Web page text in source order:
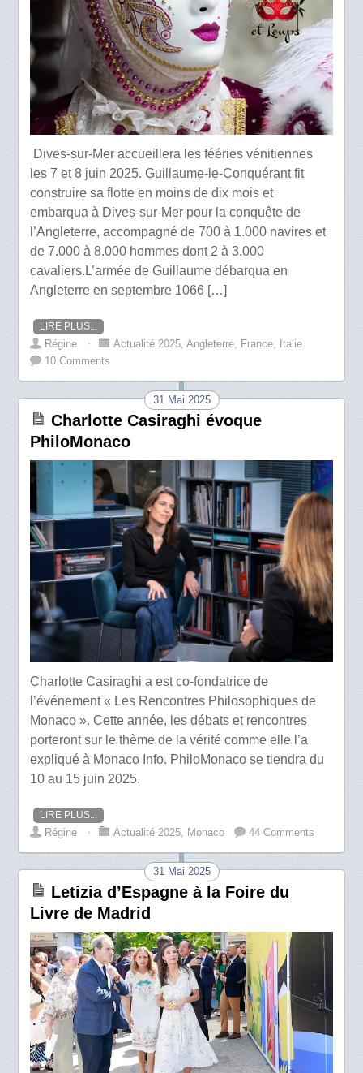
Dives-sur-Mer accueillera les fééries vénitiennes
les 7 et 8 juin 2025. Guillaume-le-Conquérant fit
construire sa flotte en moins de dix mois et
embarqua à Dives-sur-Mer pour la conquête de
l’Angleterre, accompagné de 700 à 1.000 navires et
de 7.000 à 8.000 hommes dont 2 à 3.000
cavaliers.L’armée de Guillaume débarqua en
Angleterre en septembre 1066 […]
LIRE PLUS...
Régine ⋅ Actualité 2025,Angleterre, France, Italie
10 Comments
31 Mai 2025
Charlotte Casiraghi évoque
PhiloMonaco
Charlotte Casiraghi a est co-fondatrice de
l’événement « Les Rencontres Philosophiques de
Monaco ». Cette année, les débats et rencontres
porteront sur le thème de la vérité comme elle l’a
expliqué à Monaco Info. PhiloMonaco se tiendra du
10 au 15 juin 2025.
LIRE PLUS...
Régine ⋅ Actualité 2025, Monaco 44 Comments
31 Mai 2025
Letizia d’Espagne à la Foire du
Livre de Madrid